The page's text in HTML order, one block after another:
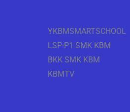
YKBMSMARTSCHOOL
LSP-P1 SMK KBM
BKK SMK KBM
KBMTV